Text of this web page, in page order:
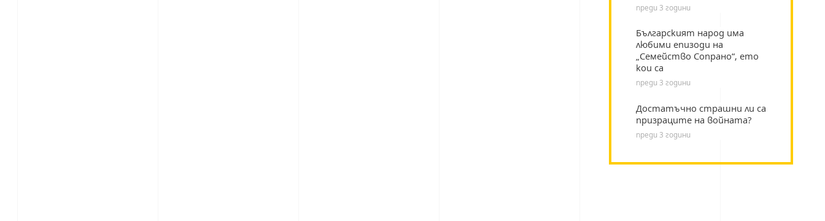
преди 3 години
Българският народ има
любими епизоди на
„Семейство Сопрано“, ето
кои са
преди 3 години
Достатъчно страшни ли са
призраците на войната?
преди 3 години